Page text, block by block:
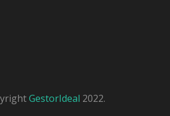
GestorIdeal 2022.